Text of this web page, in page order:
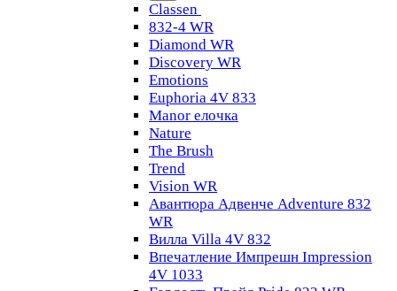
Classen
832-4 WR
Diamond WR
Discovery WR
Emotions
Euphoria 4V 833
Manor елочка
Nature
The Brush
Trend
Vision WR
Авантюра Адвенче Adventure 832
WR
Вилла Villa 4V 832
Впечатление Импрешн Impression
4V 1033